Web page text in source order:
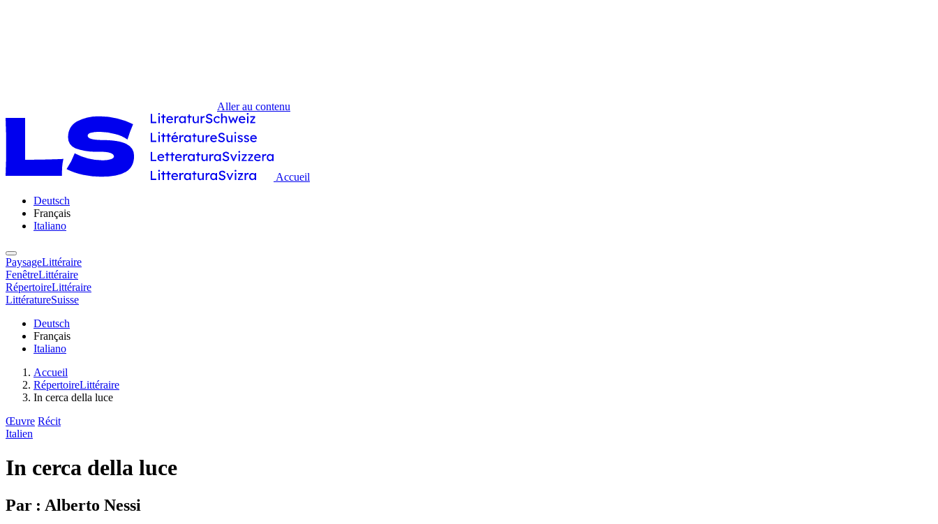
Aller au contenu
Accueil
Deutsch
Français
Italiano
PaysageLittéraire
FenêtreLittéraire
RépertoireLittéraire
LittératureSuisse
Deutsch
Français
Italiano
Accueil
RépertoireLittéraire
In cerca della luce
Œuvre Récit
Italien
In cerca della luce
Par : Alberto Nessi